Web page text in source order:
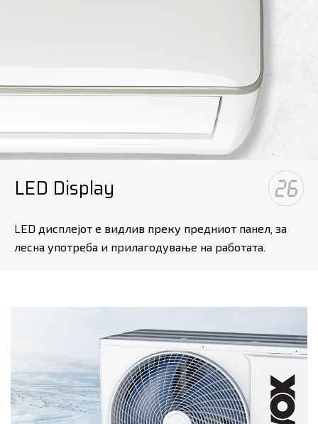
LED Display
LED дисплејот е видлив преку предниот панел, за
лесна употреба и прилагодување на работата.